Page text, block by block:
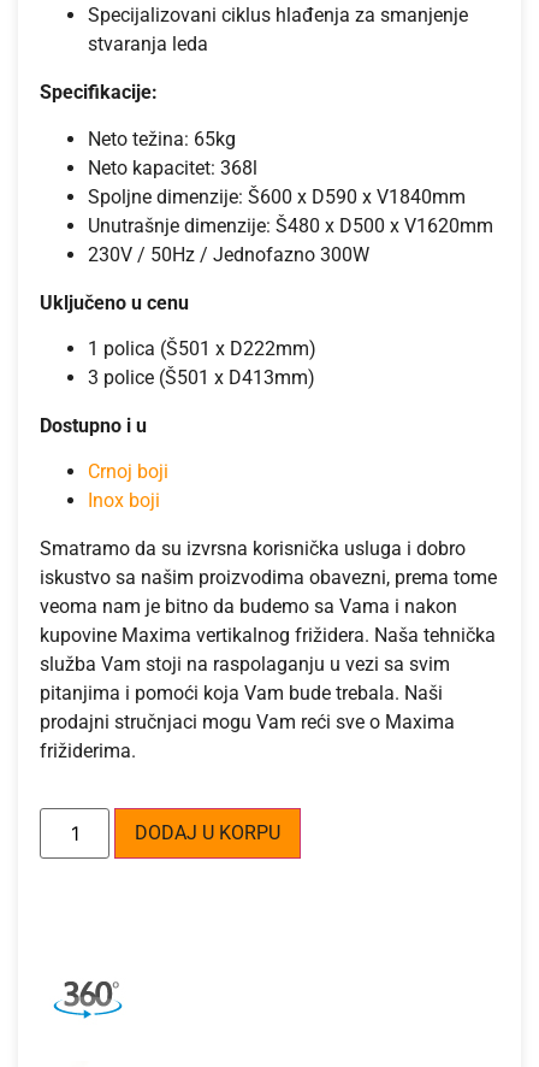
Specijalizovani ciklus hlađenja za smanjenje
stvaranja leda
Specifikacije:
Neto težina: 65kg
Neto kapacitet: 368l
Spoljne dimenzije: Š600 x D590 x V1840mm
Unutrašnje dimenzije: Š480 x D500 x V1620mm
230V / 50Hz / Jednofazno 300W
Uključeno u cenu
1 polica (Š501 x D222mm)
3 police (Š501 x D413mm)
Dostupno i u
Crnoj boji
Inox boji
Smatramo da su izvrsna korisnička usluga i dobro
iskustvo sa našim proizvodima obavezni, prema tome
veoma nam je bitno da budemo sa Vama i nakon
kupovine Maxima vertikalnog frižidera. Naša tehnička
služba Vam stoji na raspolaganju u vezi sa svim
pitanjima i pomoći koja Vam bude trebala. Naši
prodajni stručnjaci mogu Vam reći sve o Maxima
frižiderima.
DODAJ U KORPU